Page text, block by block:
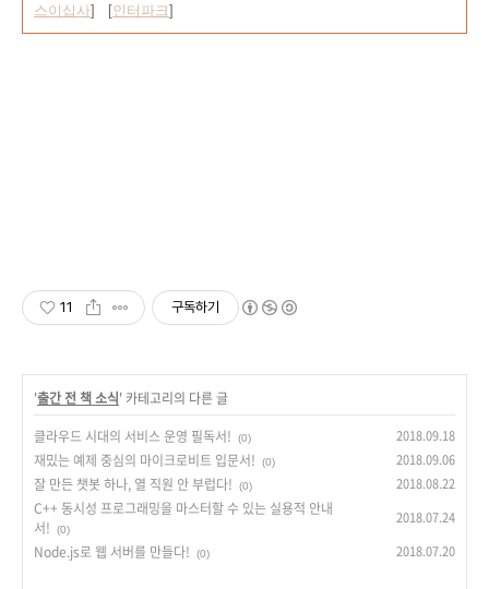
스이십사] [인터파크]
11 구독하기
'출간 전 책 소식' 카테고리의 다른 글
클라우드 시대의 서비스 운영 필독서!
(0) 2018.09.18
재밌는 예제 중심의 마이크로비트 입문서! (0) 2018.09.06
잘 만든 챗봇 하나, 열 직원 안 부럽다! (0) 2018.08.22
C++ 동시성 프로그래밍을 마스터할 수 있는 실용적 안내
서!
(0)
2018.07.24
Node.js로 웹 서버를 만들다! (0) 2018.07.20